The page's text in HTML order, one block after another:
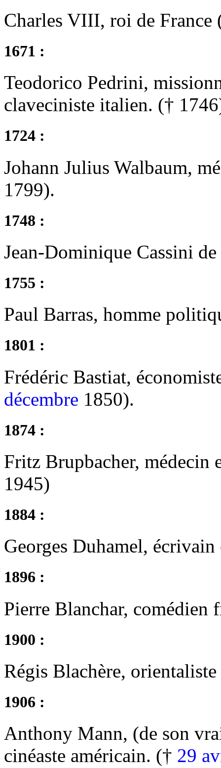
Charles VIII, roi de France
1671 :
Teodorico Pedrini,
claveciniste italien. (†
1724 :
Johann Julius Walbaum,
1799).
1748 :
Jean-Dominique Cassini
1755 :
Paul Barras, homme
1801 :
Frédéric Bastiat,
décembre 1850).
1874 :
Fritz Brupbacher, médecin
1945)
1884 :
Georges Duhamel,
1896 :
Pierre Blanchar, comédien
1900 :
Régis Blachère,
1906 :
Anthony Mann, (de son
cinéaste américain. († 29